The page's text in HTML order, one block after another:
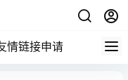
情链接申请